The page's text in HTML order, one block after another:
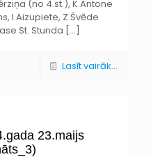
(no 4.st.), K.Antone
I.Aizupiete, Z.Švēde
St. Stunda […]
Lasīt vairāk...
23.maijs